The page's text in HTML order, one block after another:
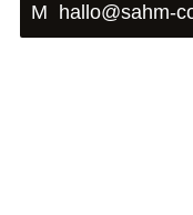
M hallo@sahm-